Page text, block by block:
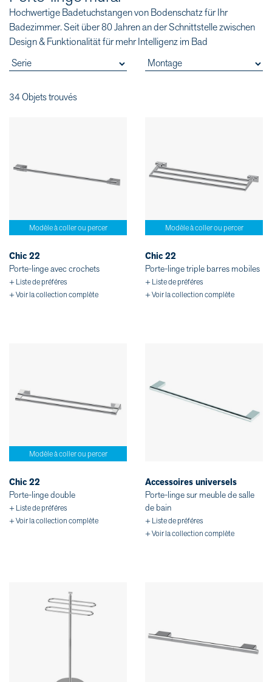
Hochwertige Badetuchstangen von Bodenschatz für Ihr
Badezimmer. Seit über 80 Jahren an der Schnittstelle zwischen
Design & Funktionalität für mehr Intelligenz im Bad
34 Objets trouvés
Modèle à coller ou percer
Chic 22
Porte-linge avec crochets
+ Liste de préféres
+ Voir la collection complète
Modèle à coller ou percer
Chic 22
Porte-linge triple barres mobiles
+ Liste de préféres
+ Voir la collection complète
Modèle à coller ou percer
Chic 22
Porte-linge double
+ Liste de préféres
+ Voir la collection complète
Accessoires universels
Porte-linge sur meuble de salle
de bain
+ Liste de préféres
+ Voir la collection complète